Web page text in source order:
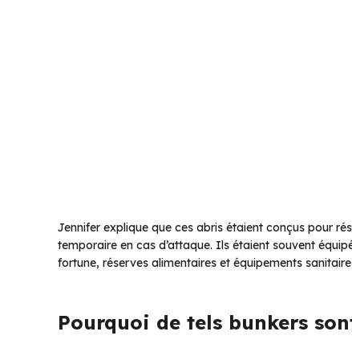
Jennifer explique que ces abris étaient conçus pour
temporaire en cas d’attaque. Ils étaient souvent
fortune, réserves alimentaires et équipements
Pourquoi de tels bunkers